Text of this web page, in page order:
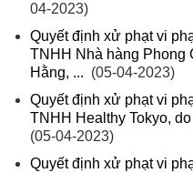
04-2023)
Quyết định xử phạt vi
TNHH Nhà hàng Phong
Hằng, ... (05-04-2023)
Quyết định xử phạt vi
TNHH Healthy Tokyo,
(05-04-2023)
Quyết định xử phạt vi